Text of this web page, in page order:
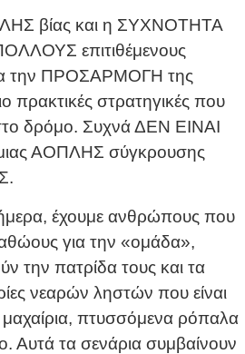
βίας και η ΣΥΧΝΟΤΗΤΑ
επιτιθέμενους
την ΠΡΟΣΑΡΜΟΓΗ της
στρατηγικές που
δρόμο. Συχνά ΔΕΝ ΕΙΝΑΙ
ΑΟΠΛΗΣ σύγκρουσης
έχουμε ανθρώπους που
για την «ομάδα»,
την πατρίδα τους και τα
νεαρών ληστών που είναι
πτυσσόμενα ρόπαλα
Αυτά τα σενάρια συμβαίνουν